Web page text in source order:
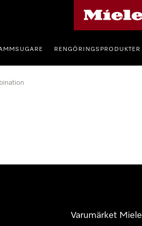
RENGÖRINGSPRODUKTER
Varumärket Miele